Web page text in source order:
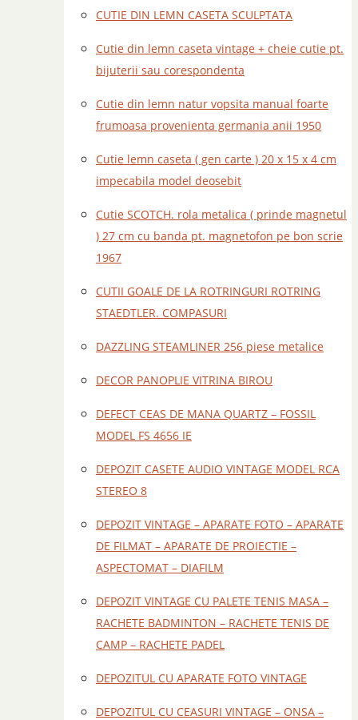
CUTIE DIN LEMN CASETA SCULPTATA
Cutie din lemn caseta vintage + cheie cutie pt.
bijuterii sau corespondenta
Cutie din lemn natur vopsita manual foarte
frumoasa provenienta germania anii 1950
Cutie lemn caseta ( gen carte ) 20 x 15 x 4 cm
impecabila model deosebit
Cutie SCOTCH. rola metalica ( prinde magnetul
) 27 cm cu banda pt. magnetofon pe bon scrie
1967
CUTII GOALE DE LA ROTRINGURI ROTRING
STAEDTLER. COMPASURI
DAZZLING STEAMLINER 256 piese metalice
DECOR PANOPLIE VITRINA BIROU
DEFECT CEAS DE MANA QUARTZ – FOSSIL
MODEL FS 4656 IE
DEPOZIT CASETE AUDIO VINTAGE MODEL RCA
STEREO 8
DEPOZIT VINTAGE – APARATE FOTO – APARATE
DE FILMAT – APARATE DE PROIECTIE –
ASPECTOMAT – DIAFILM
DEPOZIT VINTAGE CU PALETE TENIS MASA –
RACHETE BADMINTON – RACHETE TENIS DE
CAMP – RACHETE PADEL
DEPOZITUL CU APARATE FOTO VINTAGE
DEPOZITUL CU CEASURI VINTAGE – ONSA –